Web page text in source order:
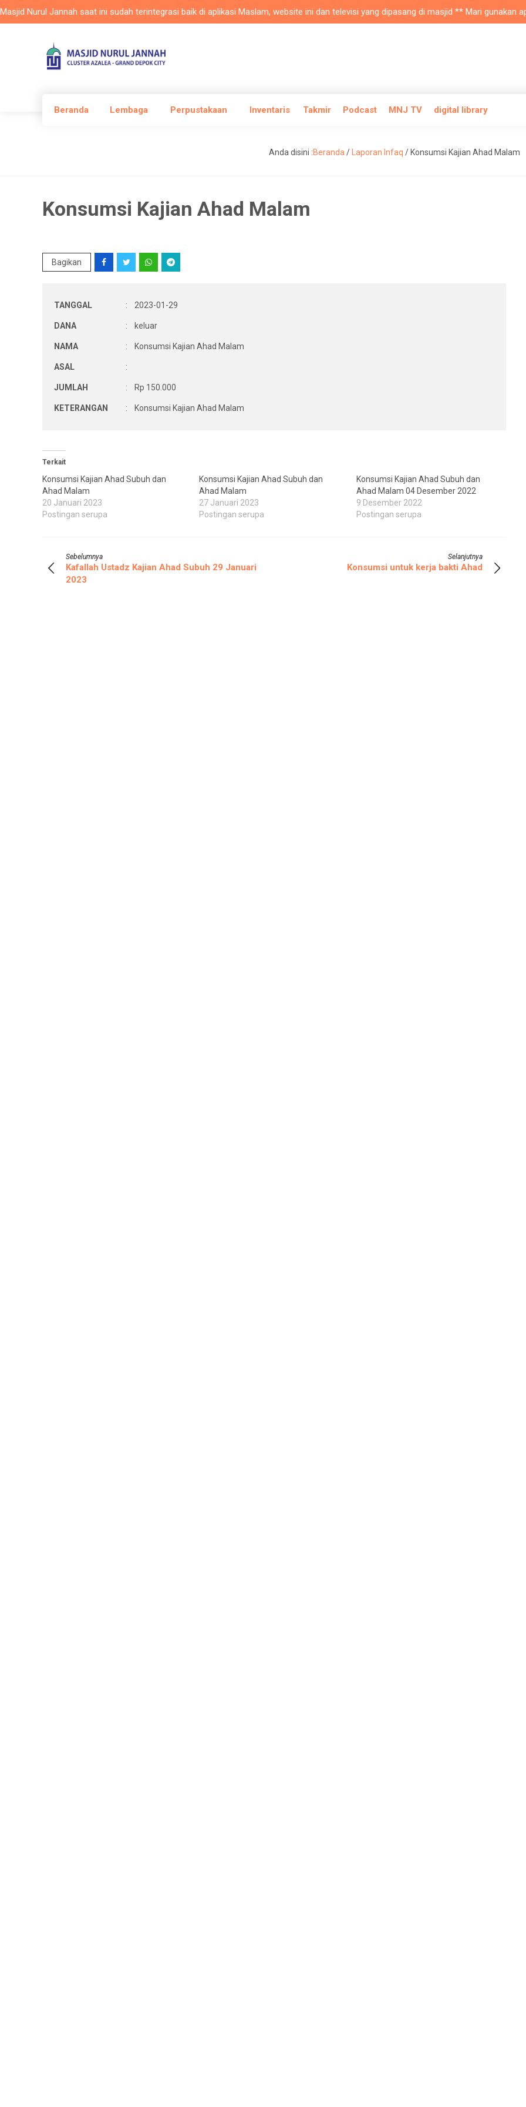
Nurul Jannah saat ini sudah terintegrasi baik di aplikasi Maslam, website ini dan televisi yang dipasang di masjid ** Mari gunakan
Beranda Lembaga Perpustakaan Inventaris Takmir Podcast MNJ TV digital library
Anda disini :Beranda / Laporan Infaq / Konsumsi Kajian Ahad Malam
Konsumsi Kajian Ahad Malam
Bagikan
TANGGAL : 2023-01-29
DANA : keluar
NAMA : Konsumsi Kajian Ahad Malam
ASAL :
JUMLAH : Rp 150.000
KETERANGAN : Konsumsi Kajian Ahad Malam
Terkait
Konsumsi Kajian Ahad Subuh dan
Ahad Malam
20 Januari 2023
Postingan serupa
Konsumsi Kajian Ahad Subuh dan
Ahad Malam
27 Januari 2023
Postingan serupa
Konsumsi Kajian Ahad Subuh dan
Ahad Malam 04 Desember 2022
9 Desember 2022
Postingan serupa
Sebelumnya
Kafallah Ustadz Kajian Ahad Subuh 29 Januari
2023
Selanjutnya
Konsumsi untuk kerja bakti Ahad